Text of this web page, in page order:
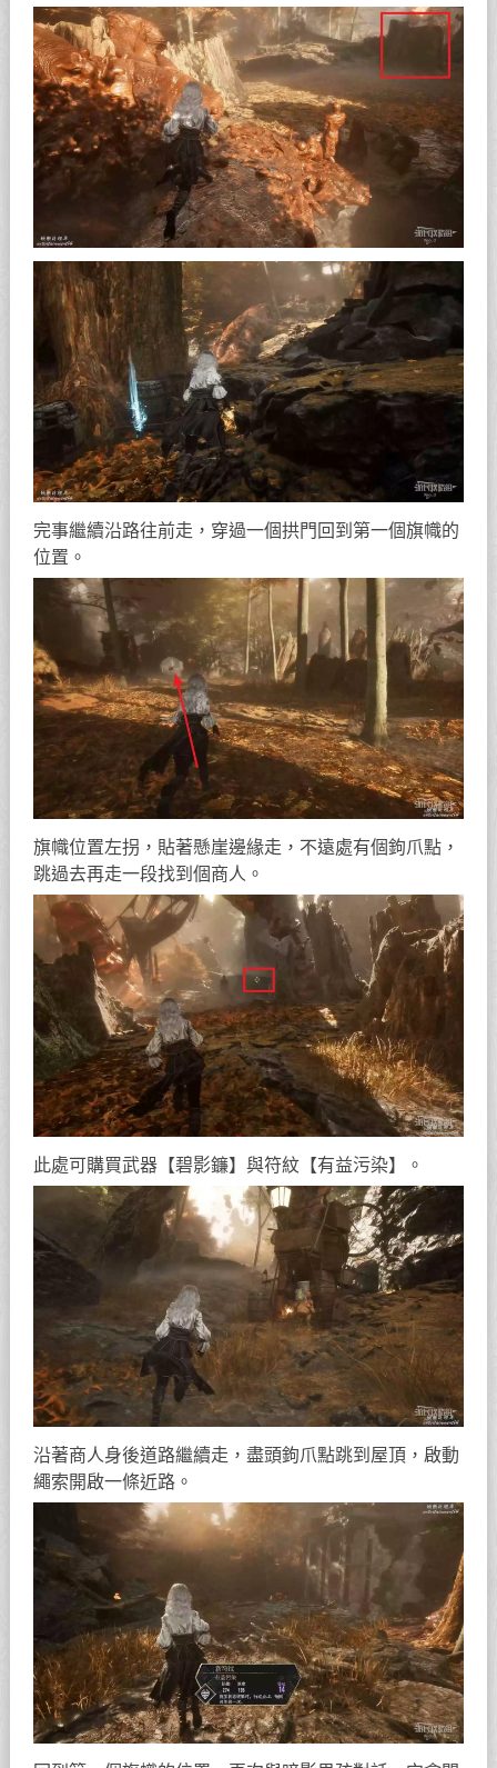
完事繼續沿路往前走，穿過一個拱門回到第一個旗幟的
位置。
旗幟位置左拐，貼著懸崖邊緣走，不遠處有個鉤爪點，
跳過去再走一段找到個商人。
此處可購買武器【碧影鐮】與符紋【有益污染】。
沿著商人身後道路繼續走，盡頭鉤爪點跳到屋頂，啟動
繩索開啟一條近路。